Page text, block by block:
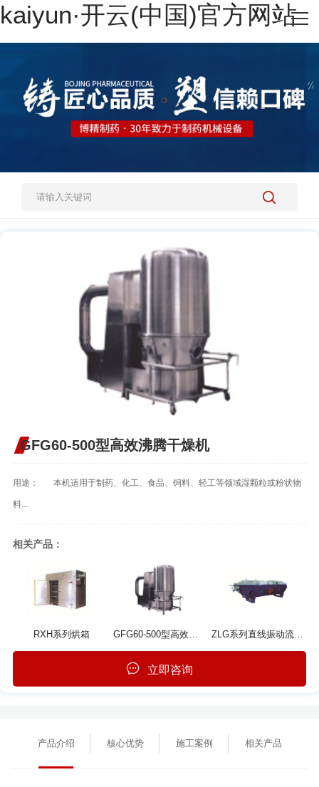
kaiyun·开云(中国)官方网站
网站kaiyun·开云(中国)官方网站
施工案例
人才招聘
GFG60-500型高效沸腾干燥机
用途： 本机适用于制药、化工、食品、饲料、轻工等领域湿颗粒或粉状物
料...
相关产品：
RXH系列烘箱 ZLG系列直线振动流化床干燥机
立即咨询
产品介绍 核心优势 施工案例 相关产品